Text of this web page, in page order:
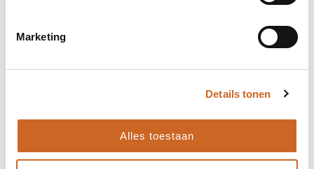
Marketing
Details tonen
Alles toestaan